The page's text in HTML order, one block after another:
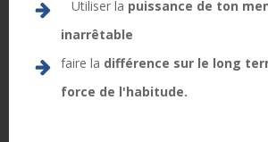
Django Reinhardt
Utiliser la puissance de ton
inarrêtable
faire la différence sur le long
force de l'habitude.